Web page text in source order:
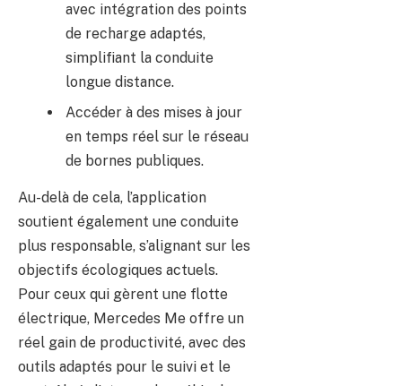
avec intégration des points
de recharge adaptés,
simplifiant la conduite
longue distance.
Accéder à des mises à jour
en temps réel sur le réseau
de bornes publiques.
Au-delà de cela, l’application
soutient également une conduite
plus responsable, s’alignant sur les
objectifs écologiques actuels.
Pour ceux qui gèrent une flotte
électrique, Mercedes Me offre un
réel gain de productivité, avec des
outils adaptés pour le suivi et le